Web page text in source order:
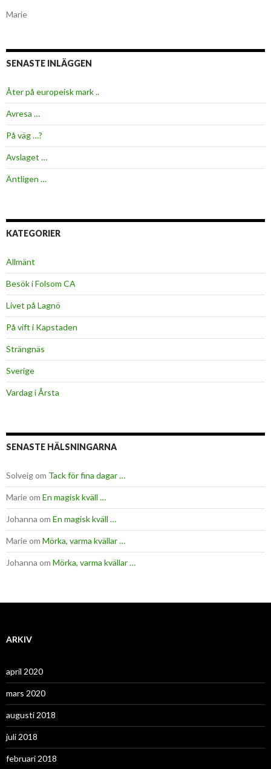
Marie
SENASTE INLÄGGEN
Åter på europeisk mark ..
Avresa …
På väg …?
Avslaget …
Äntligen …
KATEGORIER
Allmänt
Besök i Folsom CA
Livet på Lagnö
På vift i Kapstaden
Strängnäs
Sverige
Vardag i Årsta
SENASTE HÄLSNINGARNA
Solveigom Tack för fina dagar …
Marieom En magisk kväll …
Johanna om En magisk kväll …
Marieom Mörka, varma kvällar …
Johanna om Mörka, varma kvällar …
ARKIV
april 2020
mars 2020
augusti 2018
juli 2018
februari 2018